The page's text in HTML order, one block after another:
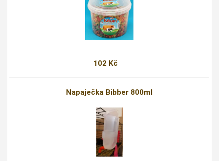
102 Kč
Napaječka Bibber 800ml